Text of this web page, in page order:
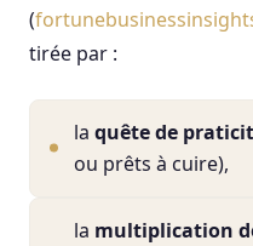
(
tirée par :
la quête de
ou prêts à cuire),
la multiplication